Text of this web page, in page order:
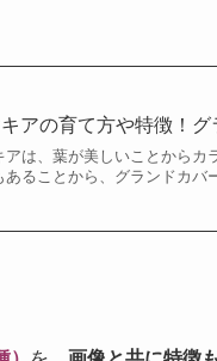
アの育て方や特徴！
アは、葉が美しいことから
あることから、グランドカ